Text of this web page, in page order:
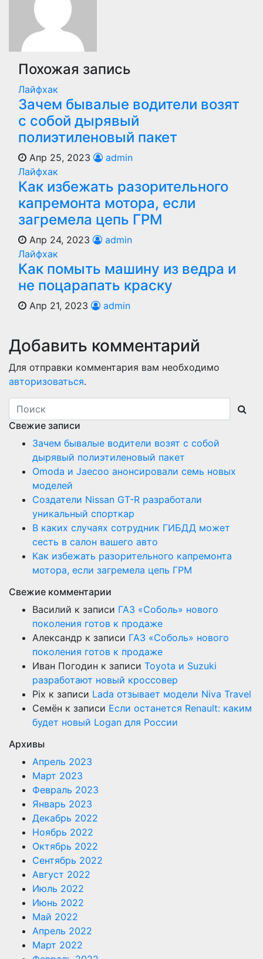
Похожая запись
Лайфхак
Зачем бывалые водители возят
с собой дырявый
полиэтиленовый пакет
Апр 25, 2023
admin
Лайфхак
Как избежать разорительного
капремонта мотора, если
загремела цепь ГРМ
Апр 24, 2023
admin
Лайфхак
Как помыть машину из ведра и
не поцарапать краску
Апр 21, 2023 admin
Добавить комментарий
Для отправки комментария вам необходимо
авторизоваться.
Свежие записи
Зачем бывалые водители возят с собой
дырявый полиэтиленовый пакет
Оmoda и Jaecoo анонсировали семь новых
моделей
Создатели Nissan GT-R разработали
уникальный спорткар
В каких случаях сотрудник ГИБДД может
сесть в салон вашего авто
Как избежать разорительного капремонта
мотора, если загремела цепь ГРМ
Свежие комментарии
Василий к записи ГАЗ «Соболь» нового
поколения готов к продаже
Александр к записи ГАЗ «Соболь» нового
поколения готов к продаже
Иван Погодин к записи Toyota и Suzuki
разработают новый кроссовер
Pix к записи Lada отзывает модели Niva Travel
Семён к записи Если останется Renault: каким
будет новый Logan для России
Архивы
Апрель 2023
Март 2023
Февраль 2023
Январь 2023
Декабрь 2022
Ноябрь 2022
Октябрь 2022
Сентябрь 2022
Август 2022
Июль 2022
Июнь 2022
Май 2022
Апрель 2022
Март 2022